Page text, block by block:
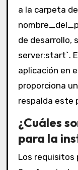
a la carpeta
de desarrollo,
server:start`.
aplicación en
proporciona
respalda este
¿Cuáles
para la
Los requisitos